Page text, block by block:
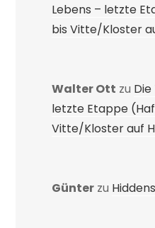
Lebens – letzte
bis Vitte/Kloster
Walter Ott zu
letzte Etappe
Vitte/Kloster auf
Günter zu